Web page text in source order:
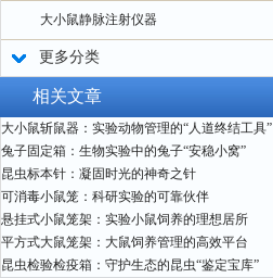
大小鼠静脉注射仪器
更多分类
相关文章
大小鼠斩鼠器：实验动物管理的“人道终结工具”
兔子固定箱：生物实验中的兔子“安稳小窝”
昆虫标本针：凝固时光的神奇之针
可消毒小鼠笼：科研实验的可靠伙伴
悬挂式小鼠笼架：实验小鼠饲养的理想居所
平方式大鼠笼架：大鼠饲养管理的高效平台
昆虫检验检疫箱：守护生态的昆虫“鉴定宝库”